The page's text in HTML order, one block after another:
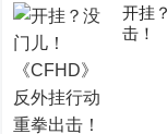
开挂
击！